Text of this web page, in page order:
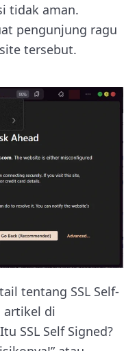
tidak aman.
pengunjung ragu
tersebut.
tentang SSL Self-
artikel di
SSL Self Signed?